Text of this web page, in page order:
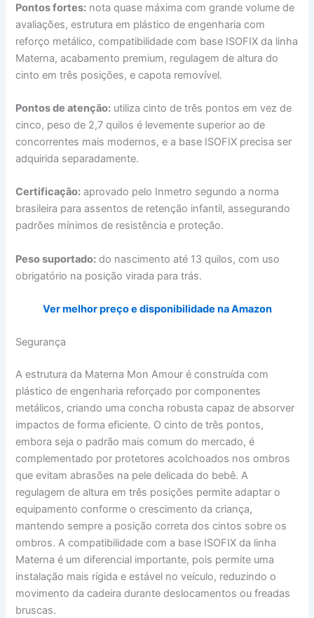
Pontos fortes: nota quase máxima com grande volume de
avaliações, estrutura em plástico de engenharia com
reforço metálico, compatibilidade com base ISOFIX da linha
Materna, acabamento premium, regulagem de altura do
cinto em três posições, e capota removível.
Pontos de atenção: utiliza cinto de três pontos em vez de
cinco, peso de 2,7 quilos é levemente superior ao de
concorrentes mais modernos, e a base ISOFIX precisa ser
adquirida separadamente.
Certificação: aprovado pelo Inmetro segundo a norma
brasileira para assentos de retenção infantil, assegurando
padrões mínimos de resistência e proteção.
Peso suportado: do nascimento até 13 quilos, com uso
obrigatório na posição virada para trás.
Ver melhor preço e disponibilidade na Amazon
Segurança
A estrutura da Materna Mon Amour é construída com
plástico de engenharia reforçado por componentes
metálicos, criando uma concha robusta capaz de absorver
impactos de forma eficiente. O cinto de três pontos,
embora seja o padrão mais comum do mercado, é
complementado por protetores acolchoados nos ombros
que evitam abrasões na pele delicada do bebê. A
regulagem de altura em três posições permite adaptar o
equipamento conforme o crescimento da criança,
mantendo sempre a posição correta dos cintos sobre os
ombros. A compatibilidade com a base ISOFIX da linha
Materna é um diferencial importante, pois permite uma
instalação mais rígida e estável no veículo, reduzindo o
movimento da cadeira durante deslocamentos ou freadas
bruscas.